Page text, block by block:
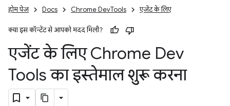
होम पेज Docs Chrome DevTools एजेंट के लिए
क्या इस कॉन्टेंट से आपको मदद मिली?
एजेंट के लिए Chrome Dev
Tools का इस्तेमाल शुरू करना